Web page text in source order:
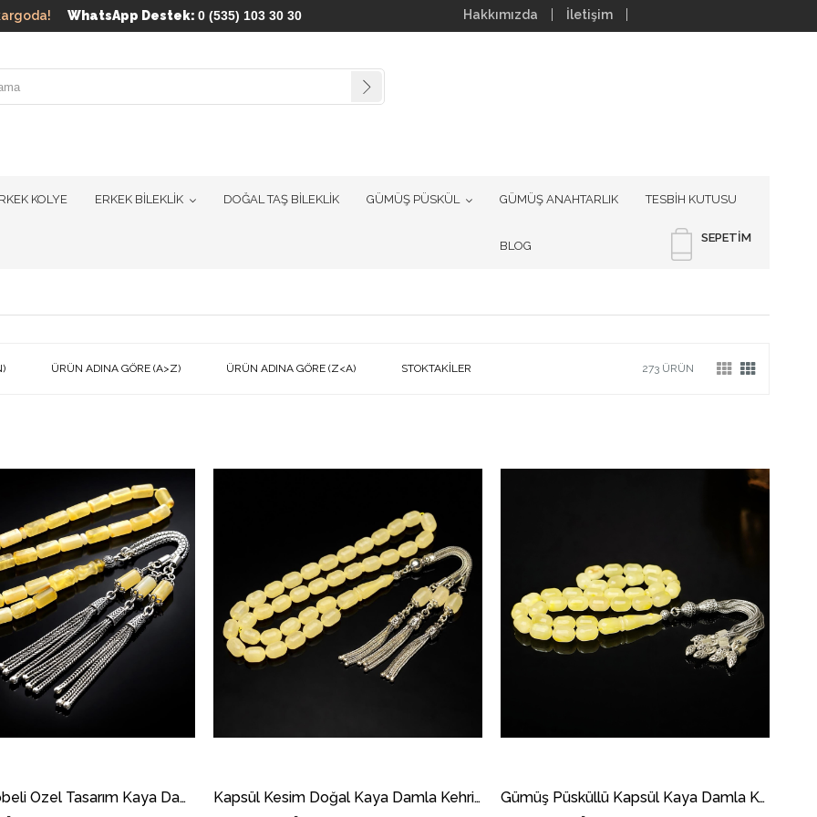
kargoda! WhatsApp Destek: 0 (535) 103 30 30 Hakkımızda İletişim
SEPETIM
KOLYE ERKEK BİLEKLİK DOĞAL TAŞ BİLEKLİK GÜMÜŞ PÜSKÜL GÜMÜŞ ANAHTARLIK TESBİH KUTUSU
BLOG
ÜRÜN ADINA GÖRE (A>Z) ÜRÜN ADINA GÖRE (Z<A) STOKTAKILER 273 ÜRÜN
Yedek Habbeli Özel Tasarım Kaya Damla Kehribar Tesbih Kapsül Kesim Doğal Kaya Damla Kehribar Tesbih Gümüş Püsküllü Kapsül Kaya Damla Kehribar Tesbih